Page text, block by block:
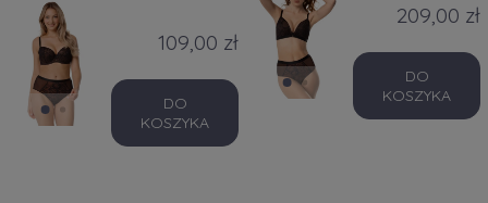
109,00 zł
DO
KOSZYKA
209,00 zł
DO
KOSZYKA